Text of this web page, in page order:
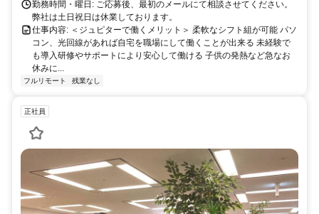
勤務時間・曜日: ご応募後、最初のメールにて相談させてください。
弊社は土日祝日は休業しております。
仕事内容: ＜ジュピターで働くメリット＞ 柔軟なシフト組が可能 パソ
コン、光回線があれば自宅を職場にして働くことが出来る 未経験で
も導入研修やサポートにより安心して働ける 子供の発熱など急なお
休みに...
フルリモート 残業なし
正社員